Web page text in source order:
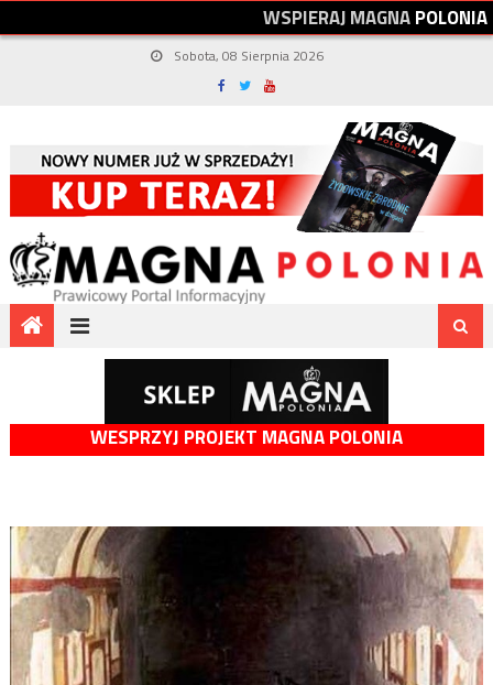
WSPIERAJMAGNAPOLONIA
Sobota, 08 Sierpnia 2026
WESPRZYJ PROJEKT MAGNA POLONIA